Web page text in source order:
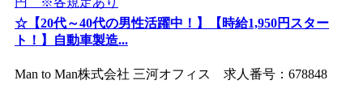
☆【20代～40代の男性活躍中！】【時給1,950円スター
ト！】自動車製造...
Man to Man株式会社 三河オフィス 求人番号：678848